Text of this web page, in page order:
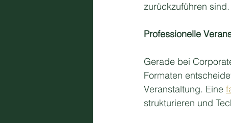
zurückzuführen sind.
Professionelle
Gerade bei
Formaten
Veranstaltung. Eine
strukturieren und